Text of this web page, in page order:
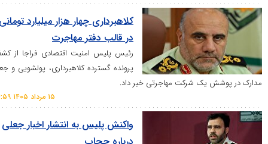
کلاهبرداری چهار هزار میلیارد تومانی
در قالب دفتر مهاجرت
رئیس پلیس امنیت اقتصادی فراجا از کشف
پرونده گسترده کلاهبرداری، پولشویی و جعل
یک شرکت مهاجرتی خبر داد.
واکنش پلیس به انتشار اخبار جعلی